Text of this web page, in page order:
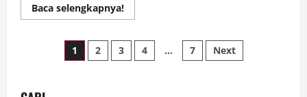
Baca selengkapnya!Read
more
Pembangunan
Pariwisata
Siring
Paginasi
1 2 3 4 … 7 Next